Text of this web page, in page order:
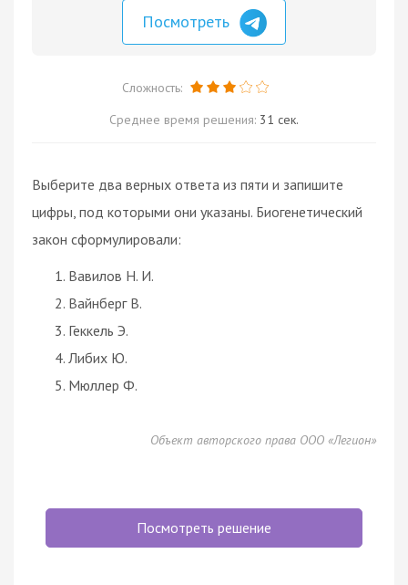
Посмотреть
Сложность:
Среднее время решения: 31 сек.
Выберите два верных ответа из пяти и запишите
цифры, под которыми они указаны. Биогенетический
закон сформулировали:
Вавилов Н. И.
Вайнберг В.
Геккель Э.
Либих Ю.
Мюллер Ф.
Объект авторского права ООО «Легион»
Посмотреть решение